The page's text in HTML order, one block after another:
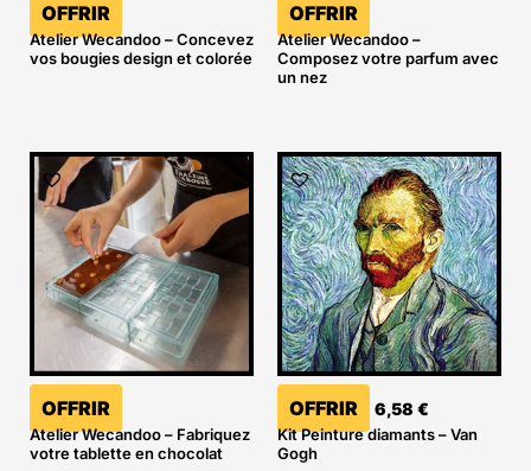
OFFRIR
Atelier Wecandoo – Concevez
vos bougies design et colorée
OFFRIR
Atelier Wecandoo –
Composez votre parfum avec
un nez
OFFRIR
Atelier Wecandoo – Fabriquez
votre tablette en chocolat
OFFRIR 6,58 €
Kit Peinture diamants – Van
Gogh